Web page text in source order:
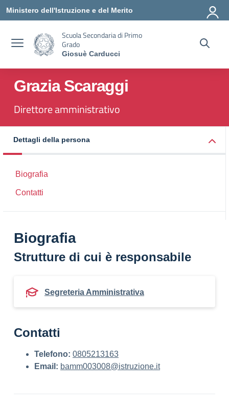
Ministero dell'Istruzione e del Merito
Scuola Secondaria di Primo
Grado
Giosuè Carducci
Grazia Scaraggi
Direttore amministrativo
Dettagli della persona
Biografia
Contatti
Biografia
Strutture di cui è responsabile
Segreteria Amministrativa
Contatti
Telefono: 0805213163
Email: bamm003008@istruzione.it